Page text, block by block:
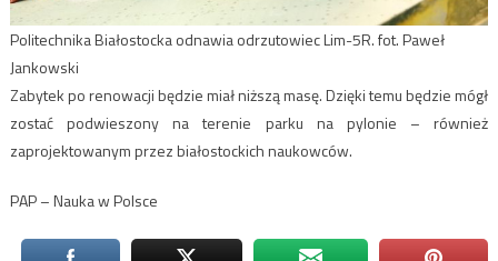
Politechnika Białostocka odnawia odrzutowiec Lim-5R. fot. Paweł
Jankowski
Zabytek po renowacji będzie miał niższą masę. Dzięki temu będzie mógł
zostać podwieszony na terenie parku na pylonie – również
zaprojektowanym przez białostockich naukowców.
PAP – Nauka w Polsce